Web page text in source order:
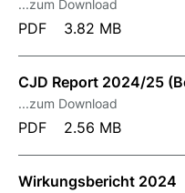
...zum Download
PDF 3.82 MB
CJD Report 2024/25
...zum Download
PDF 2.56 MB
Wirkungsbericht 2024